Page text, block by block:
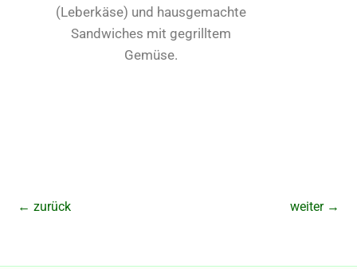
(Leberkäse) und hausgemachte
Sandwiches mit gegrilltem
Gemüse.
← zurück weiter →